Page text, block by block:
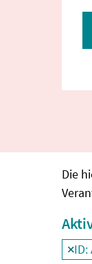
Die
ID: